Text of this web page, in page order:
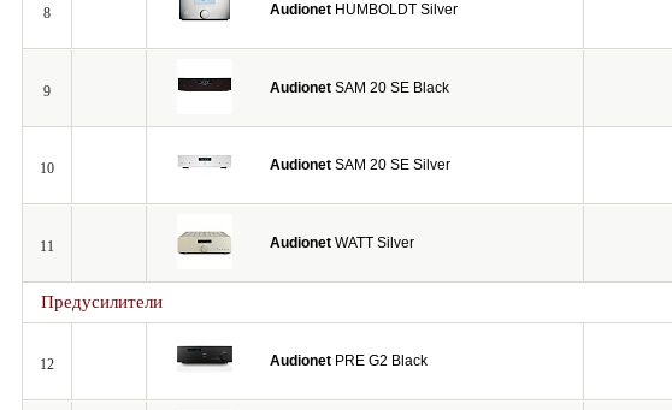
8 Audionet HUMBOLDT Silver
9 Audionet SAM 20 SE Black
10 Audionet SAM 20 SE Silver
11 Audionet WATT Silver
Предусилители
12 Audionet PRE G2 Black